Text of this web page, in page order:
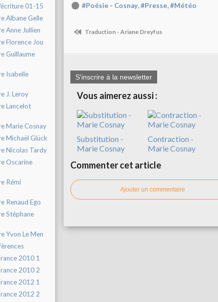
01-15
Albane Gelle
Anne Jullien
Florence Jou
Guillaume
Isabelle
J. Leroy
Lancelot
Marie Cosnay
Michaël Glück
Nicolas Tardy
Oscarine
Rémi
Renaud Ego
Stéphane
Yvon Le Men
2010 1
2010 2
2012 1
2012 2
#Poésie - Cosnay,#Presse,#Météo
Traduction - Ariane Dreyfus
S'inscrire à la newsletter
Vous aimerez aussi :
Substitution -
Marie Cosnay
Contraction -
Marie Cosnay
Commenter cet article
Ajouter un commentaire